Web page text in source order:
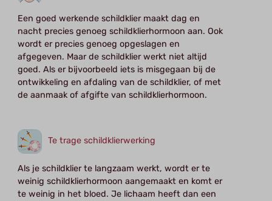
Een goed werkende schildklier maakt dag en
nacht precies genoeg schildklierhormoon aan. Ook
wordt er precies genoeg opgeslagen en
afgegeven. Maar de schildklier werkt niet altijd
goed. Als er bijvoorbeeld iets is misgegaan bij de
ontwikkeling en afdaling van de schildklier, of met
de aanmaak of afgifte van schildklierhormoon.
Te trage schildklierwerking
Als je schildklier te langzaam werkt, wordt er te
weinig schildklierhormoon aangemaakt en komt er
te weinig in het bloed. Je lichaam heeft dan een